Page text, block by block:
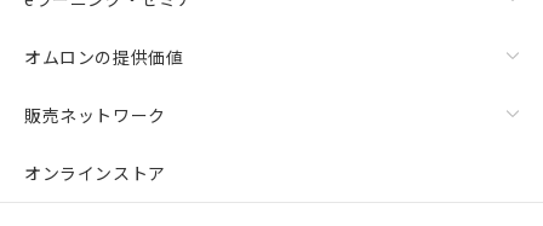
オムロンの提供価値
販売ネットワーク
オンラインストア